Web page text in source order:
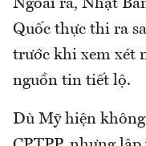
Ngoài ra, Nhật
Quốc thực thi ra
trước khi xem xét
nguồn tin tiết lộ.
Dù Mỹ hiện